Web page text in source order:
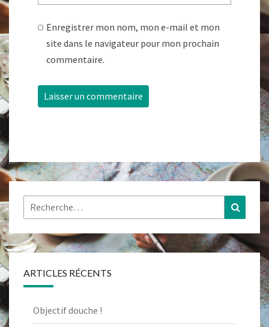
Enregistrer mon nom, mon e-mail et mon
site dans le navigateur pour mon prochain
commentaire.
Rechercher :
ARTICLES RÉCENTS
Objectif douche !